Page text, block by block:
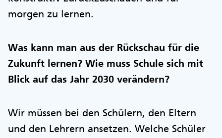
morgen zu lernen.
Was kann man aus der Rückschau für die
Zukunft lernen? Wie muss Schule sich mit
Blick auf das Jahr 2030 verändern?
Wir müssen bei den Schülern, den Eltern
und den Lehrern ansetzen. Welche Schüler